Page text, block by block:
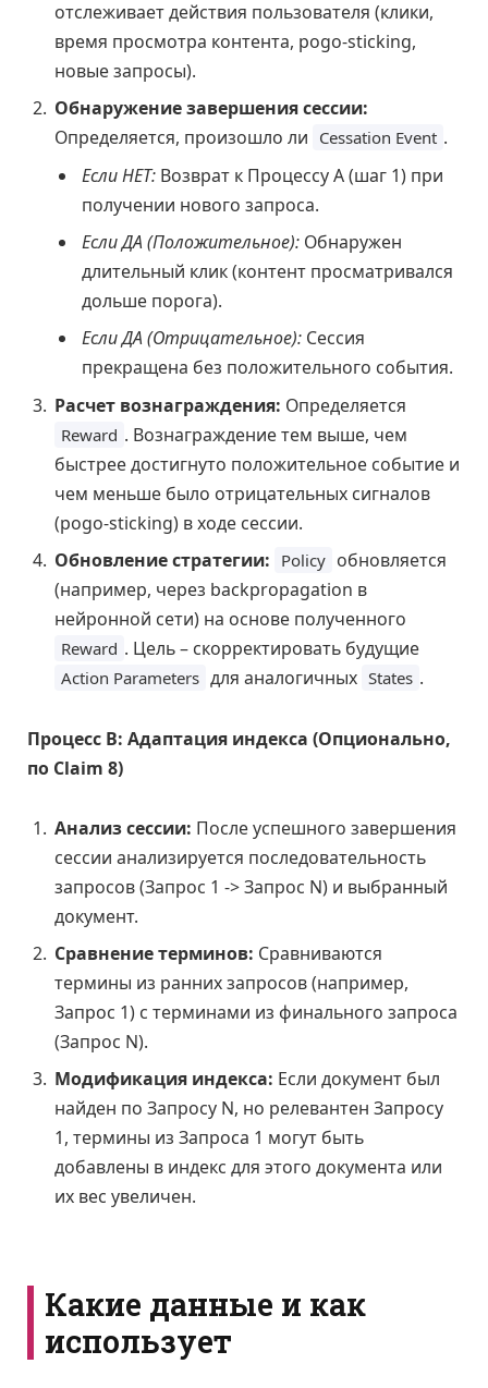
отслеживает действия пользователя (клики,
время просмотра контента, pogo-sticking,
новые запросы).
Обнаружение завершения сессии:
Определяется, произошло ли Cessation Event .
Если НЕТ: Возврат к Процессу А (шаг 1) при
получении нового запроса.
Если ДА (Положительное): Обнаружен
длительный клик (контент просматривался
дольше порога).
Если ДА (Отрицательное): Сессия
прекращена без положительного события.
Расчет вознаграждения: Определяется
Reward . Вознаграждение тем выше, чем
быстрее достигнуто положительное событие и
чем меньше было отрицательных сигналов
(pogo-sticking) в ходе сессии.
Обновление стратегии: Policy обновляется
(например, через backpropagation в
нейронной сети) на основе полученного
Reward . Цель – скорректировать будущие
Action Parameters для аналогичных States .
Процесс В: Адаптация индекса (Опционально,
по Claim 8)
Анализ сессии: После успешного завершения
сессии анализируется последовательность
запросов (Запрос 1 -> Запрос N) и выбранный
документ.
Сравнение терминов: Сравниваются
термины из ранних запросов (например,
Запрос 1) с терминами из финального запроса
(Запрос N).
Модификация индекса: Если документ был
найден по Запросу N, но релевантен Запросу
1, термины из Запроса 1 могут быть
добавлены в индекс для этого документа или
их вес увеличен.
Какие данные и как
использует